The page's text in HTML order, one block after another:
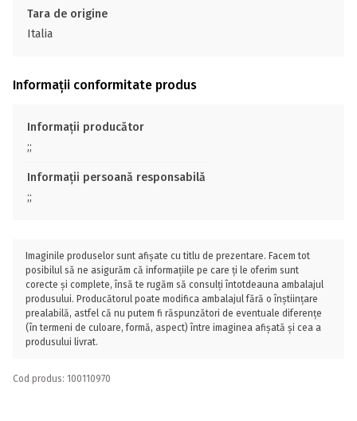
Tara de origine
Italia
Informații conformitate produs
Informații producător
;;
Informații persoană responsabilă
;;
Imaginile produselor sunt afișate cu titlu de prezentare. Facem tot
posibilul să ne asigurăm că informațiile pe care ți le oferim sunt
corecte și complete, însă te rugăm să consulți întotdeauna ambalajul
produsului. Producătorul poate modifica ambalajul fără o înștiințare
prealabilă, astfel că nu putem fi răspunzători de eventuale diferențe
(în termeni de culoare, formă, aspect) între imaginea afișată și cea a
produsului livrat.
Cod produs: 100110970